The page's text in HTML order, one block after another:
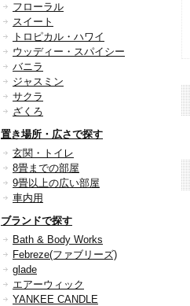
フローラル
スイート
トロピカル・ハワイ
ウッディー・スパイシー
バニラ
ジャスミン
サクラ
ざくろ
置き場所・広さで探す
玄関・トイレ
8畳までの部屋
9畳以上の広い部屋
車内用
ブランドで探す
Bath & Body Works
Febreze(ファブリーズ)
glade
エアーウィック
YANKEE CANDLE